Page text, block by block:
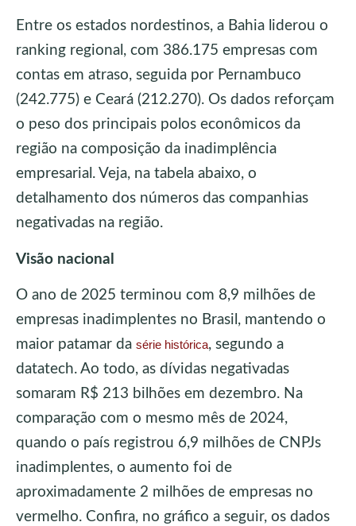
Entre os estados nordestinos, a Bahia liderou o
ranking regional, com 386.175 empresas com
contas em atraso, seguida por Pernambuco
(242.775) e Ceará (212.270). Os dados reforçam
o peso dos principais polos econômicos da
região na composição da inadimplência
empresarial. Veja, na tabela abaixo, o
detalhamento dos números das companhias
negativadas na região.
Visão nacional
O ano de 2025 terminou com 8,9 milhões de
empresas inadimplentes no Brasil, mantendo o
maior patamar da série histórica, segundo a
datatech. Ao todo, as dívidas negativadas
somaram R$ 213 bilhões em dezembro. Na
comparação com o mesmo mês de 2024,
quando o país registrou 6,9 milhões de CNPJs
inadimplentes, o aumento foi de
aproximadamente 2 milhões de empresas no
vermelho. Confira, no gráfico a seguir, os dados